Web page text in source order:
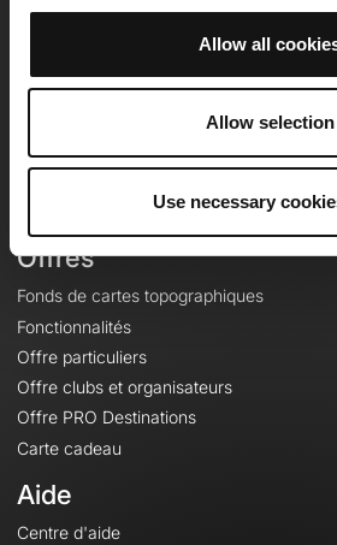
Allow all
Allow selection
Use necessary
Equipe
Offres
Fonds de cartes topographiques
Fonctionnalités
Offre particuliers
Offre clubs et organisateurs
Offre PRO Destinations
Carte cadeau
Aide
Centre d'aide